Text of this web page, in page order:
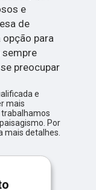
e
de
para
preocupar
e
mais
Por
mais detalhes.